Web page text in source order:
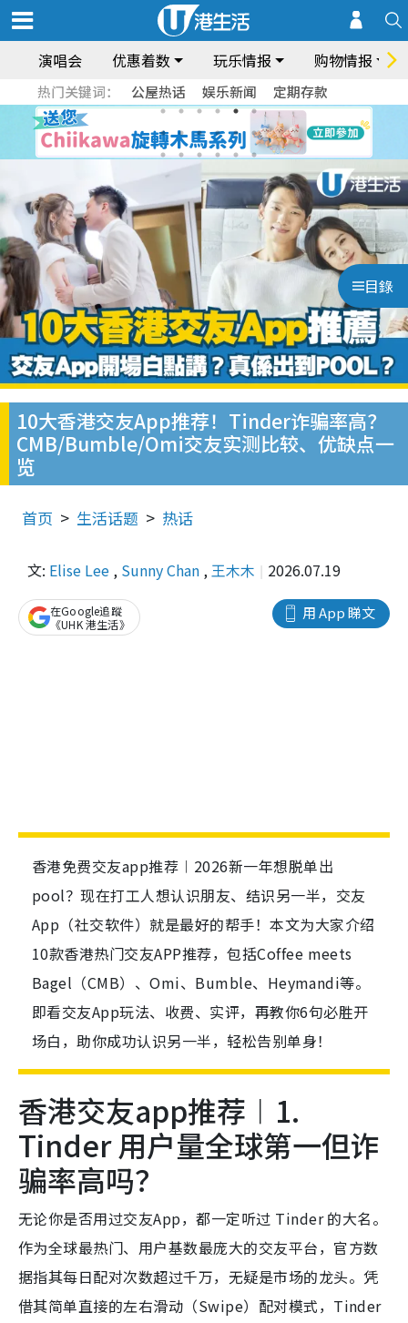
演唱会 优惠着数 玩乐情报 购物情报
热门关键词： 公屋热话 娱乐新闻 定期存款
目錄
10大香港交友App推荐！Tinder诈骗率高？
CMB/Bumble/Omi交友实测比较、优缺点一
览
首页 生活话题 热话
文: Elise Lee , Sunny Chan ,王木木 2026.07.19
用 App 睇文
在Google追蹤
《UHK 港生活》
香港免费交友app推荐︱2026新一年想脱单出
pool？现在打工人想认识朋友、结识另一半，交友
App（社交软件）就是最好的帮手！本文为大家介绍
10款香港热门交友APP推荐，包括Coffee meets
Bagel（CMB）、Omi、Bumble、Heymandi等。
即看交友App玩法、收费、实评，再教你6句必胜开
场白，助你成功认识另一半，轻松告别单身！
香港交友app推荐︱1.
Tinder 用户量全球第一但诈
骗率高吗？
无论你是否用过交友App，都一定听过 Tinder 的大名。
作为全球最热门、用户基数最庞大的交友平台，官方数
据指其每日配对次数超过千万，无疑是市场的龙头。凭
借其简单直接的左右滑动（Swipe）配对模式，Tinder